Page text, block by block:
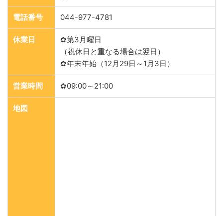
電話番号 044-977-4781
休業日
✿第3月曜日
（祝休日と重なる場合は翌日）
✿年末年始（12月29日～1月3日）
営業時間 ✿09:00～21:00
地図